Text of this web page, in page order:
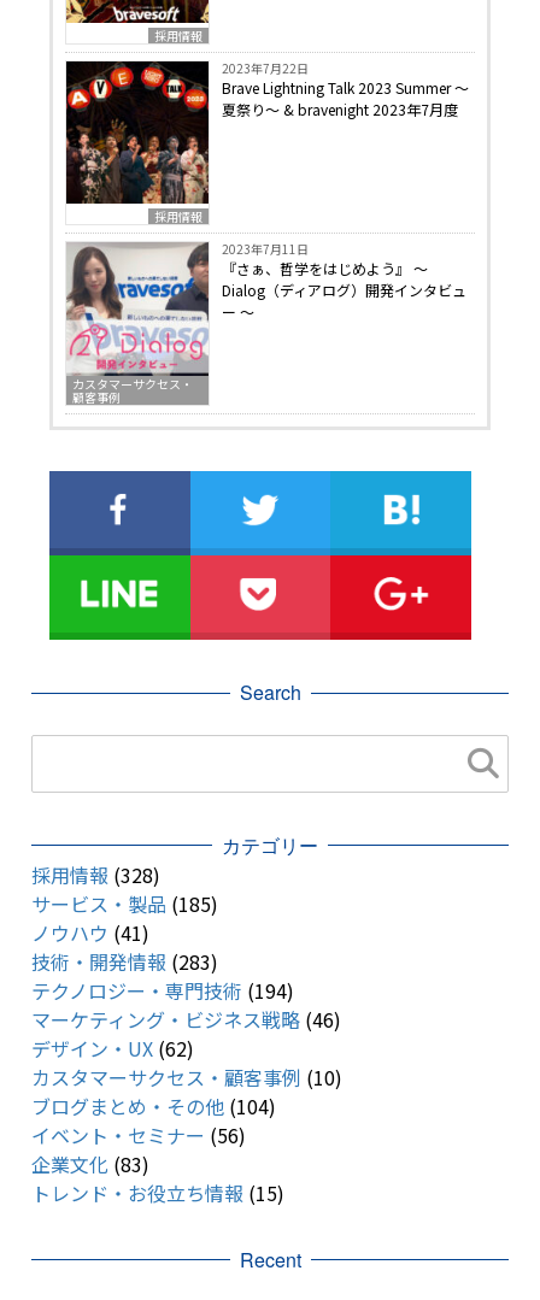
採用情報
採用情報
2023年7月22日
Brave Lightning Talk 2023 Summer 〜
夏祭り〜 & bravenight 2023年7月度
カスタマーサクセス・
顧客事例
2023年7月11日
『さぁ、哲学をはじめよう』 〜
Dialog（ディアログ）開発インタビュ
ー 〜
Search
カテゴリー
採用情報 (328)
サービス・製品 (185)
ノウハウ (41)
技術・開発情報 (283)
テクノロジー・専門技術 (194)
マーケティング・ビジネス戦略(46)
デザイン・UX(62)
カスタマーサクセス・顧客事例 (10)
ブログまとめ・その他(104)
イベント・セミナー (56)
企業文化 (83)
トレンド・お役立ち情報 (15)
Recent